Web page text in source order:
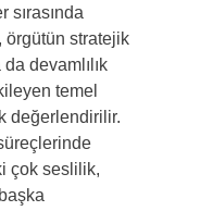
örgütün stratejik
devamlılık
temel
değerlendirilir.
çok seslilik,